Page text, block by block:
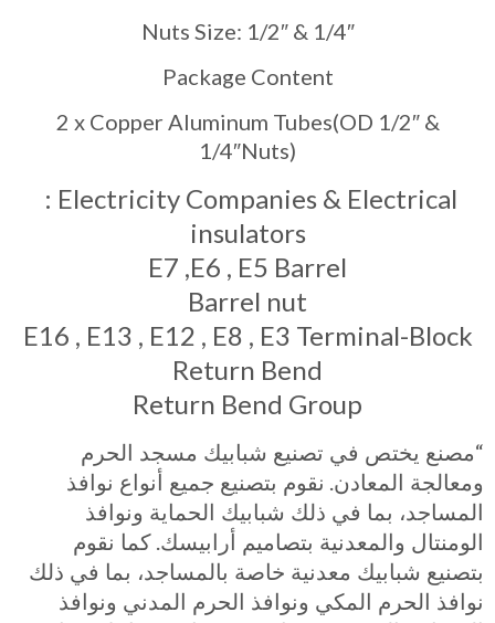
Nuts Size: 1/2″ & 1/4″
Package Content
2 x Copper Aluminum Tubes(OD 1/2″ &
1/4″Nuts)
: Electricity Companies & Electrical
insulators
E7 ,E6 , E5 Barrel
Barrel nut
E16 , E13 , E12 , E8 , E3 Terminal-Block
Return Bend
Return Bend Group
“مصنع يختص في تصنيع شبابيك مسجد الحرم
ومعالجة المعادن نقوم بتصنيع جميع أنواع نوافذ
المساجد، بما في ذلك شبابيك الحماية ونوافذ
الومنتال والمعدنية بتصاميم أرابيسك كما نقوم
بتصنيع شبابيك معدنية خاصة بالمساجد، بما في ذلك
نوافذ الحرم المكي ونوافذ الحرم المدني ونوافذ